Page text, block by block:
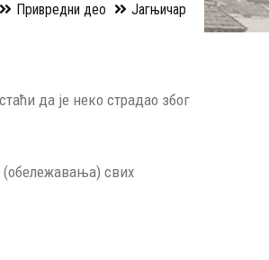
Привредни део Јагњичар
да је неко страдао због
(обележавања) свих